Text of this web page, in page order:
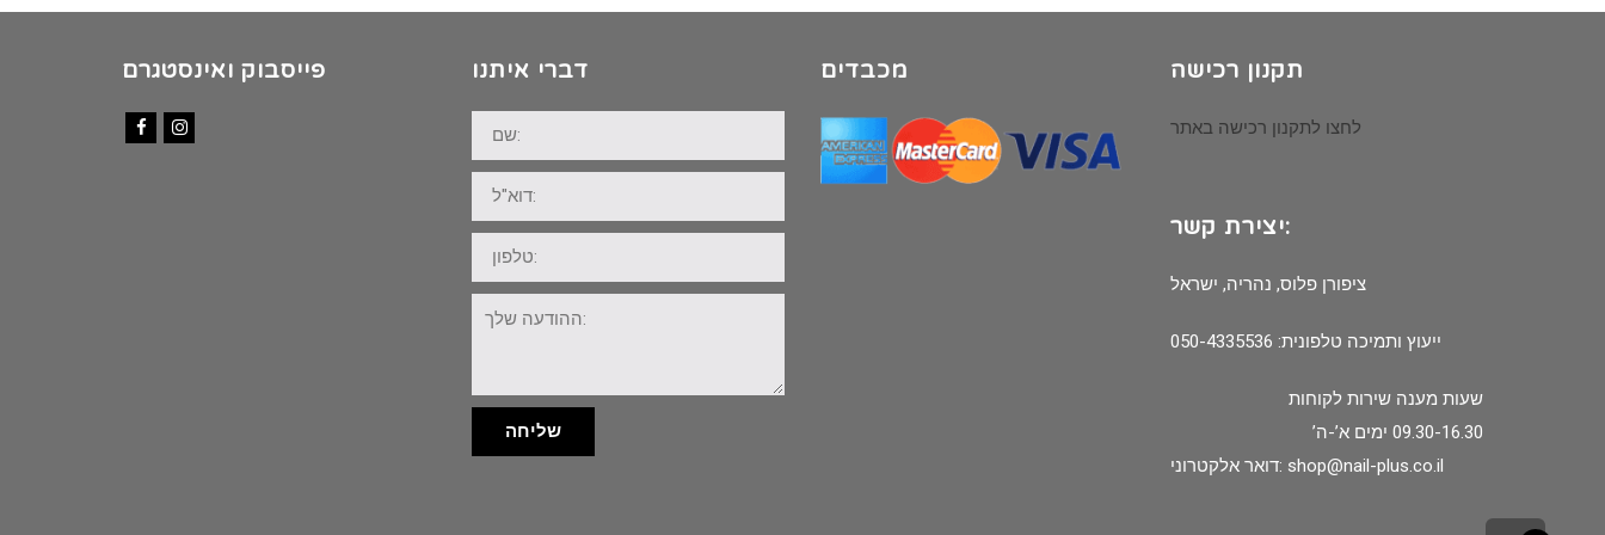
פייסבוק ואינסטגרם דברי איתנו
שלך:
שליחה
מכבדים תקנון רכישה
לחצו לתקנון רכישה באתר
יצירת קשר:
ציפורן פלוס, נהריה, ישראל
ייעוץ ותמיכה טלפונית: 050-4335536
שעות מענה שירות לקוחות
09.30-16.30 ימים א’-ה’
דואר אלקטרוני: shop@nail-plus.co.il